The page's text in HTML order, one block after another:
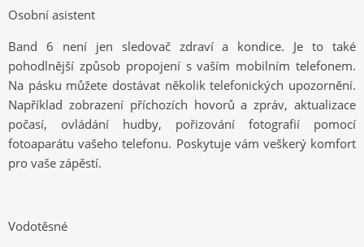
Osobní asistent
Band 6 není jen sledovač zdraví a kondice. Je to také
pohodlnější způsob propojení s vaším mobilním telefonem.
Na pásku můžete dostávat několik telefonických upozornění.
Například zobrazení příchozích hovorů a zpráv, aktualizace
počasí, ovládání hudby, pořizování fotografií pomocí
fotoaparátu vašeho telefonu. Poskytuje vám veškerý komfort
pro vaše zápěstí.
Vodotěsné